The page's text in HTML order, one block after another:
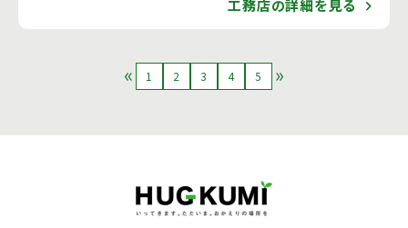
工務店の詳細を見る
1 2 3 4 5